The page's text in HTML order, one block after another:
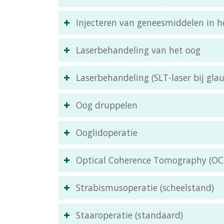
Injecteren van geneesmiddelen in
Laserbehandeling van het oog
Laserbehandeling (SLT-laser bij
Oog druppelen
Ooglidoperatie
Optical Coherence Tomography
Strabismusoperatie (scheelstand)
Staaroperatie (standaard)